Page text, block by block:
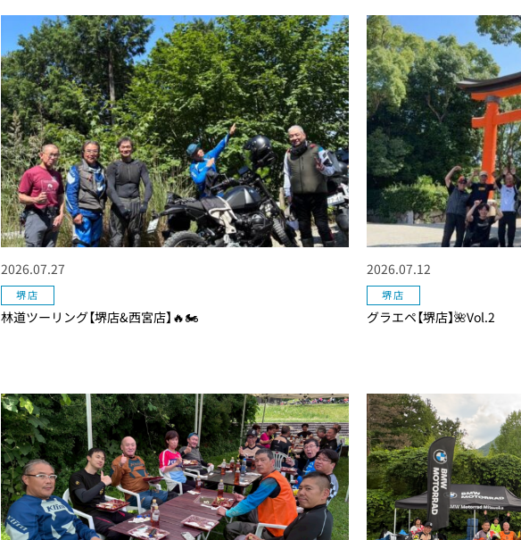
林道ツーリング【堺店&西宮店】🔥🏍
2026.07.27
堺店
グラエペ【堺店】🌺Vol.2
2026.07.12
堺店